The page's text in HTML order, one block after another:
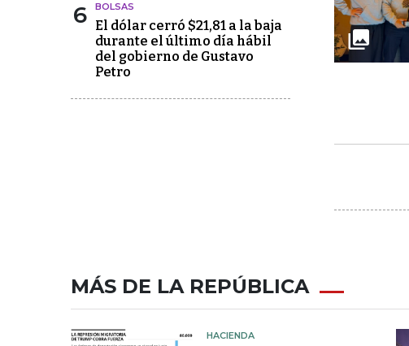
6 BOLSAS
El dólar cerró $21,81 a la baja
durante el último día hábil
del gobierno de Gustavo
Petro
MÁS DE LA REPÚBLICA
HACIENDA